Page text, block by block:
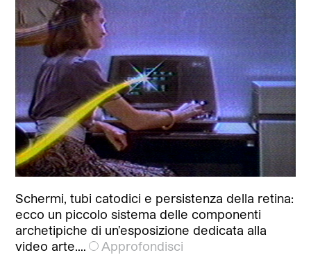
Schermi, tubi catodici e persistenza della retina:
ecco un piccolo sistema delle componenti
archetipiche di un’esposizione dedicata alla
video arte.…
Approfondisci